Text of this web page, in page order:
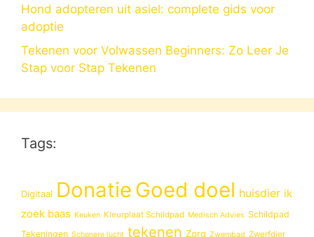
Hond adopteren uit asiel: complete gids voor
adoptie
Tekenen voor Volwassen Beginners: Zo Leer Je
Stap voor Stap Tekenen
Tags:
Digitaal Donatie Goed doel huisdier ik
zoek baas Keuken Kleurplaat Schildpad Medisch Advies Schildpad
Tekeningen Schonere lucht tekenen Zorg Zwembad Zwerfdier